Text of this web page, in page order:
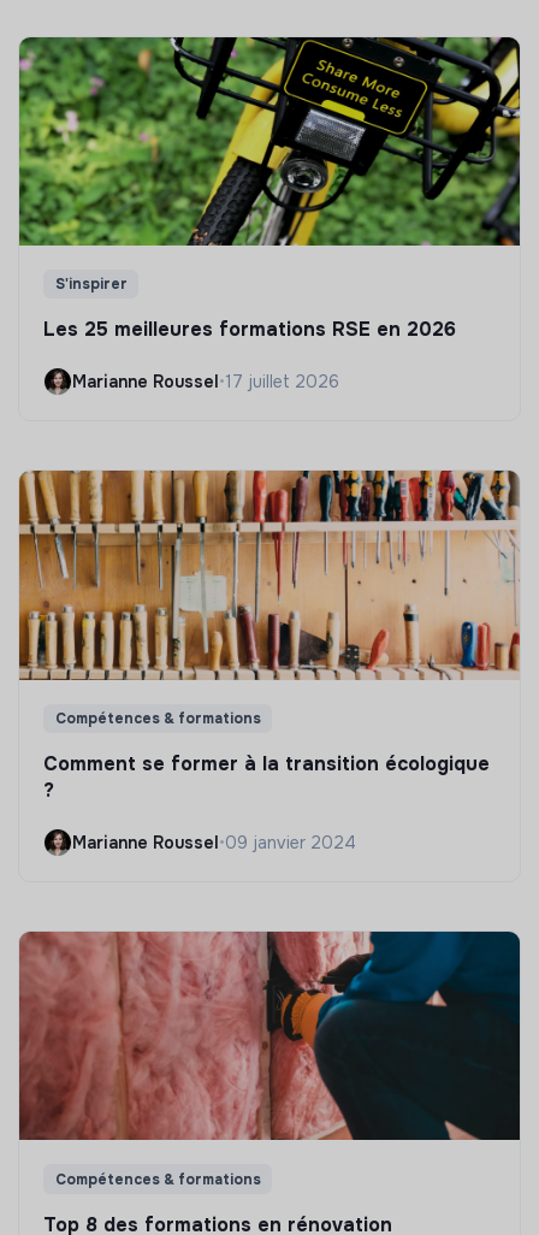
S'inspirer
Les 25 meilleures formations RSE en 2026
Marianne Roussel•17 juillet 2026
Compétences & formations
Comment se former à la transition écologique
?
Marianne Roussel•09 janvier 2024
Compétences & formations
Top 8 des formations en rénovation